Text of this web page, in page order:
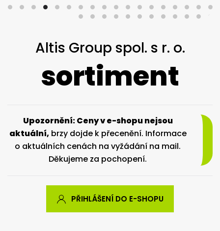
Altis Group spol. s r. o.
sortiment
Upozornění: Ceny v e-shopu nejsou
aktuální,brzy dojde k přecenění. Informace
o aktuálních cenách na vyžádání na mail.
Děkujeme za pochopení.
PŘIHLÁŠENÍ DO E-SHOPU